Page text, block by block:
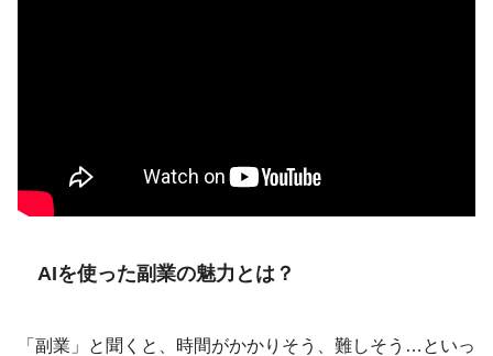
AIを使った副業の魅力とは？
「副業」と聞くと、時間がかかりそう、難しそう…といっ